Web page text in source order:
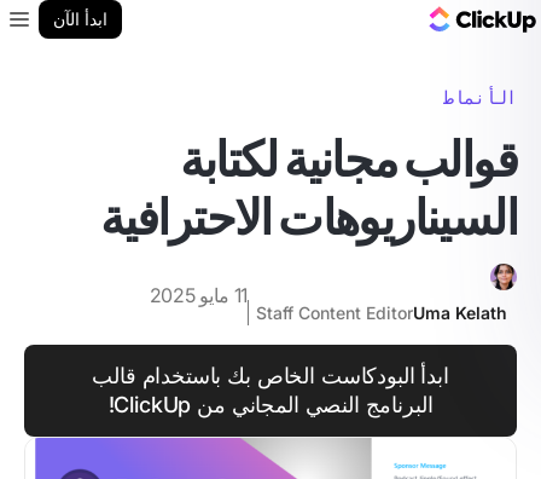
ابدأ الآن
الأنماط
قوالب مجانية لكتابة
السيناريوهات الاحترافية
Uma Kelath
Staff Content Editor
11 مايو 2025
ابدأ البودكاست الخاص بك باستخدام قالب
البرنامج النصي المجاني من ClickUp!